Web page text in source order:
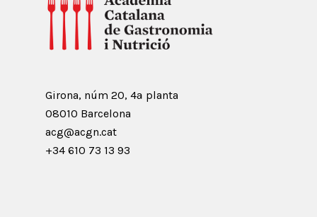
Girona, núm 20, 4ª planta
08010 Barcelona
acg@acgn.cat
+34 610 73 13 93